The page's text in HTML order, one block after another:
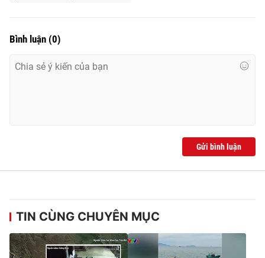
Tổng đài VTV:
Email: toasoan@vtv.vn
® Cấm sao chép dưới mọi hình thức nếu không có sự chấp
Bình luận (0)
Gửi bình luận
TIN CÙNG CHUYÊN MỤC